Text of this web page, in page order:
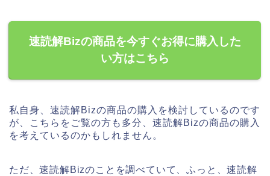
速読解Bizの商品を今すぐお得に購入した
い方はこちら
私自身、速読解Bizの商品の購入を検討しているのです
が、こちらをご覧の方も多分、速読解Bizの商品の購入
を考えているのかもしれません。
ただ、速読解Bizのことを調べていて、ふっと、速読解